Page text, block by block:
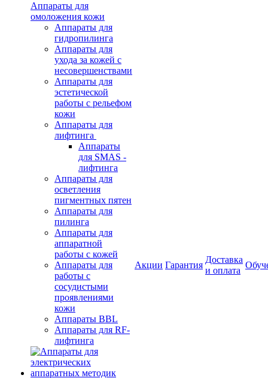
Аппараты для
омоложения кожи
Аппараты для
гидропилинга
Аппараты для
ухода за кожей с
несовершенствами
Аппараты для
эстетической
работы с рельефом
кожи
Аппараты для
лифтинга
Аппараты
для SMAS -
лифтинга
Аппараты для
осветления
пигментных пятен
Аппараты для
пилинга
Аппараты для
аппаратной
работы с кожей
Аппараты для
работы с
сосудистыми
проявлениями
кожи
Аппараты BBL
Аппараты для RF-
лифтинга
Акции Гарантия
Доставка
и оплата